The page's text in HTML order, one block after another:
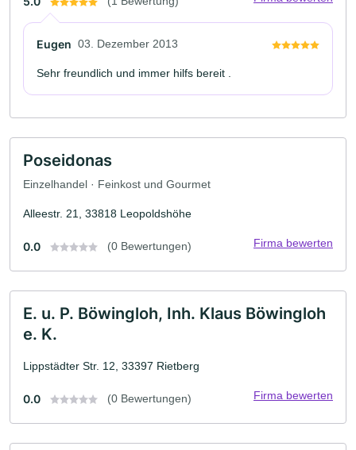
Eugen 03. Dezember 2013
Sehr freundlich und immer hilfs bereit .
Poseidonas
Einzelhandel · Feinkost und Gourmet
Alleestr. 21, 33818 Leopoldshöhe
0.0 (0 Bewertungen) Firma bewerten
E. u. P. Böwingloh, Inh. Klaus Böwingloh
e. K.
Lippstädter Str. 12, 33397 Rietberg
0.0 (0 Bewertungen) Firma bewerten